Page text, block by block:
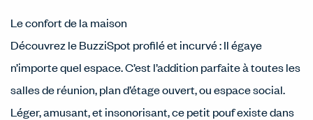
Le confort de la maison
Découvrez le BuzziSpot profilé et incurvé : Il égaye
n’importe quel espace. C’est l’addition parfaite à toutes les
salles de réunion, plan d’étage ouvert, ou espace social.
Léger, amusant, et insonorisant, ce petit pouf existe dans